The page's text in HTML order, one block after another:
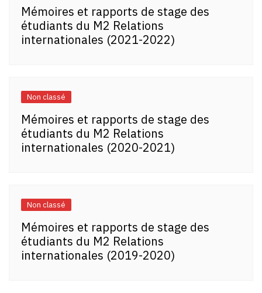
Mémoires et rapports de stage des
étudiants du M2 Relations
internationales (2021-2022)
Non classé
Mémoires et rapports de stage des
étudiants du M2 Relations
internationales (2020-2021)
Non classé
Mémoires et rapports de stage des
étudiants du M2 Relations
internationales (2019-2020)